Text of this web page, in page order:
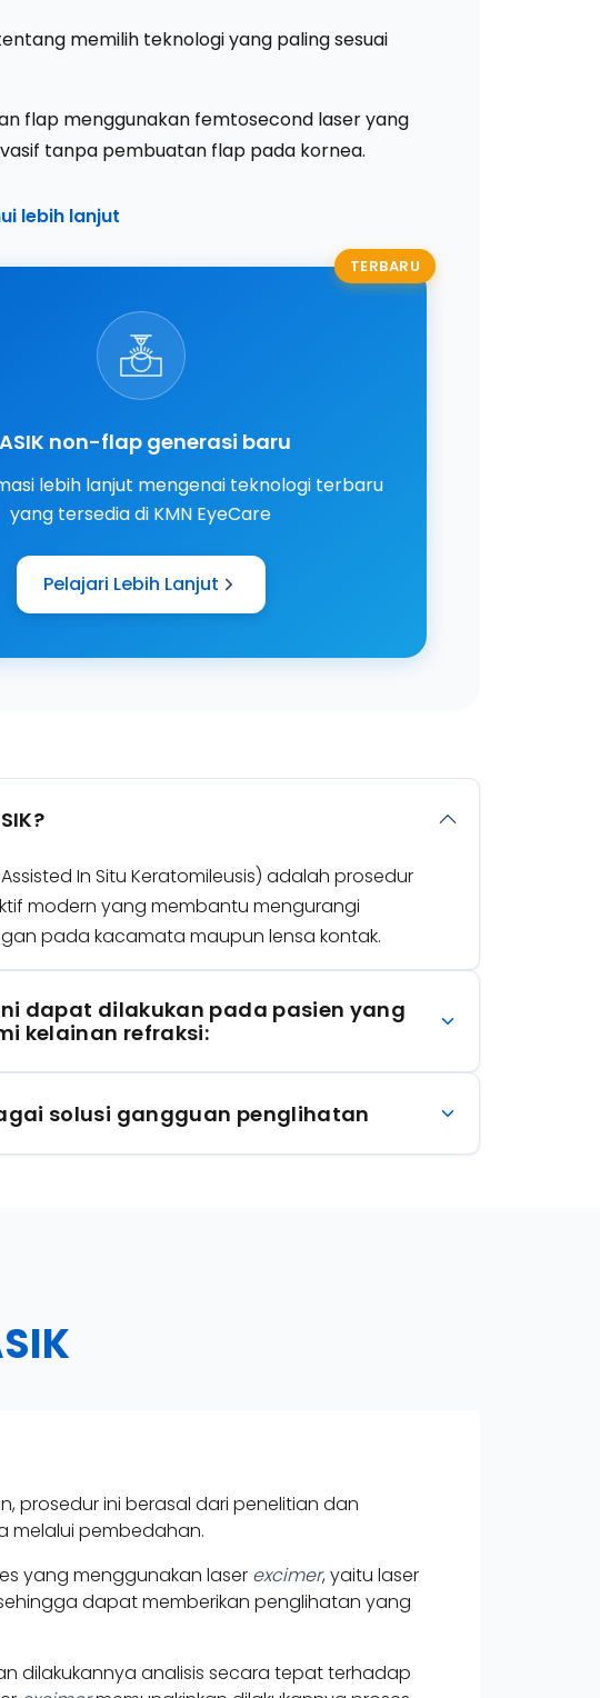
memilih teknologi yang paling sesuai
flap menggunakan femtosecond laser yang
tanpa pembuatan flap pada kornea.
lebih lanjut
TERBARU
non-flap generasi baru
lebih lanjut mengenai teknologi terbaru
yang tersedia di KMN EyeCare
Pelajari Lebih Lanjut
Assisted In Situ Keratomileusis) adalah prosedur
modern yang membantu mengurangi
pada kacamata maupun lensa kontak.
dapat dilakukan pada pasien yang
kelainan refraksi:
solusi gangguan penglihatan
prosedur ini berasal dari penelitian dan
melalui pembedahan.
yang menggunakan laser excimer, yaitu laser
dapat memberikan penglihatan yang
dilakukannya analisis secara tepat terhadap